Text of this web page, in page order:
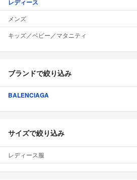
レディース
メンズ
キッズ／ベビー／マタニティ
ブランドで絞り込み
BALENCIAGA
サイズで絞り込み
レディース服